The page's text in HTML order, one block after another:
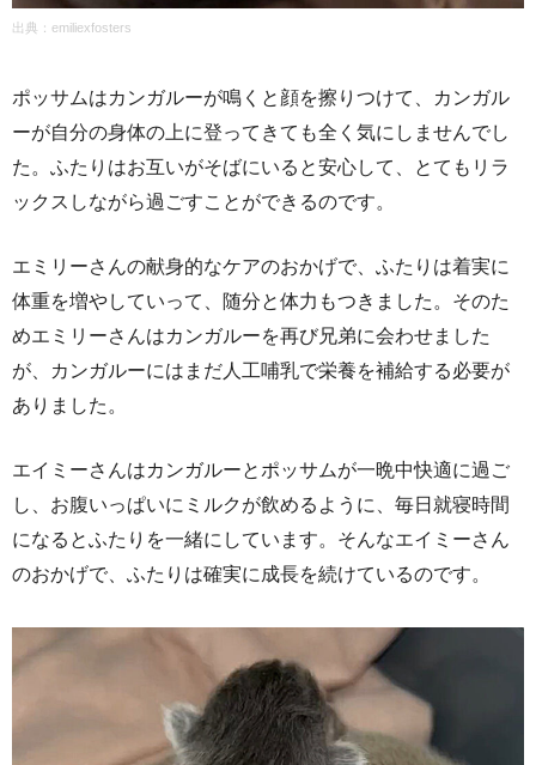
出典：emiliexfosters
ポッサムはカンガルーが鳴くと顔を擦りつけて、カンガル
ーが自分の身体の上に登ってきても全く気にしませんでし
た。ふたりはお互いがそばにいると安心して、とてもリラ
ックスしながら過ごすことができるのです。
エミリーさんの献身的なケアのおかげで、ふたりは着実に
体重を増やしていって、随分と体力もつきました。そのた
めエミリーさんはカンガルーを再び兄弟に会わせました
が、カンガルーにはまだ人工哺乳で栄養を補給する必要が
ありました。
エイミーさんはカンガルーとポッサムが一晩中快適に過ご
し、お腹いっぱいにミルクが飲めるように、毎日就寝時間
になるとふたりを一緒にしています。そんなエイミーさん
のおかげで、ふたりは確実に成長を続けているのです。